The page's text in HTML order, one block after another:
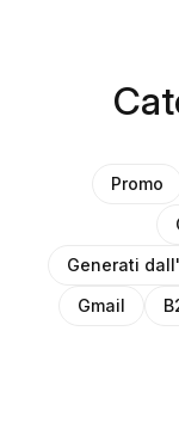
Promo
Generati
Gmail